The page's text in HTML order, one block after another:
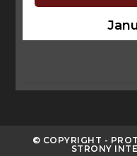
© COPYRIGHT -
STRONY